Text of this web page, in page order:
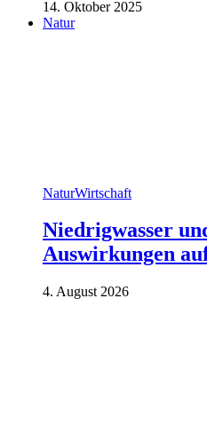
14. Oktober 2025
Natur
NaturWirtschaft
Niedrigwasser
Auswirkungen
4. August 2026